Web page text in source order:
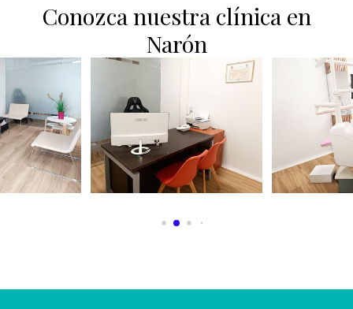
Conozca nuestra clínica en
Narón